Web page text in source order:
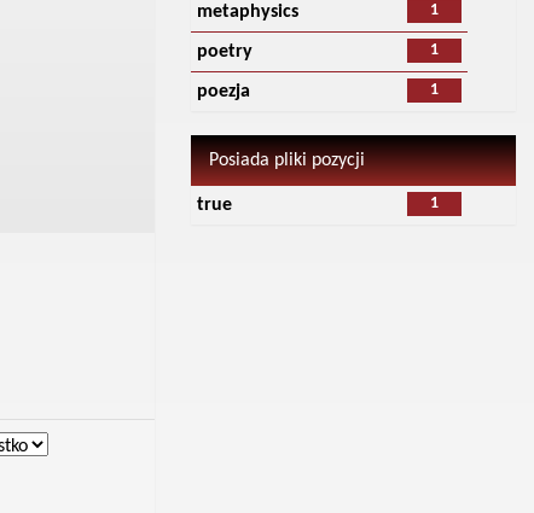
1
metaphysics
1
poetry
1
poezja
Posiada pliki pozycji
1
true